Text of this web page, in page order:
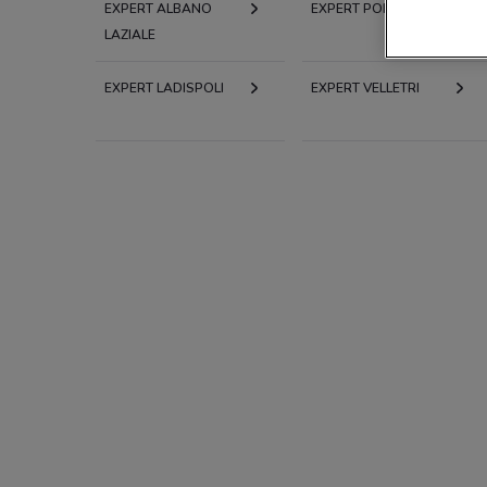
EXPERT ALBANO
LAZIALE
EXPERT POMEZIA
EXPERT LADISPOLI EXPERT VELLETRI